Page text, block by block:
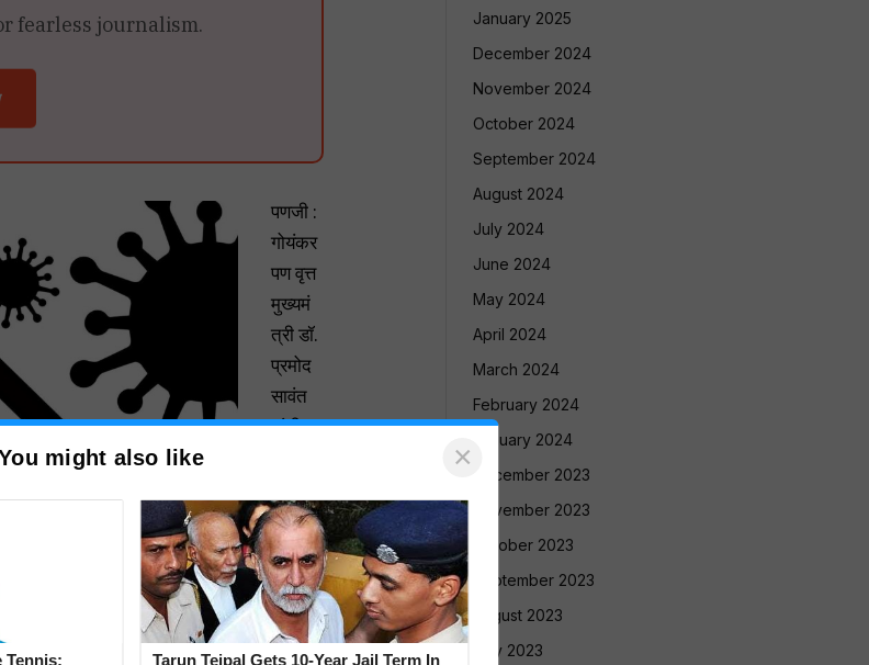
fearless journalism.
पणजी :
गोयंकर
पण वृत्त
मुख्यमं
त्री डॉ.
प्रमोद
सावंत
यांनी
दिली
की,
राज्य
सरकार
ने
January 2025
December 2024
November 2024
October 2024
September 2024
August 2024
July 2024
June 2024
May 2024
April 2024
March 2024
February 2024
January 2024
December 2023
November 2023
October 2023
September 2023
August 2023
July 2023
might also like ×
Tennis:
Tarun Tejpal Gets 10-Year Jail Term In